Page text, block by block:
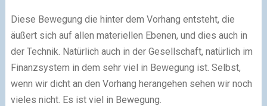
Diese Bewegung die hinter dem Vorhang entsteht, die
äußert sich auf allen materiellen Ebenen, und dies auch in
der Technik. Natürlich auch in der Gesellschaft, natürlich im
Finanzsystem in dem sehr viel in Bewegung ist. Selbst,
wenn wir dicht an den Vorhang herangehen sehen wir noch
vieles nicht. Es ist viel in Bewegung.